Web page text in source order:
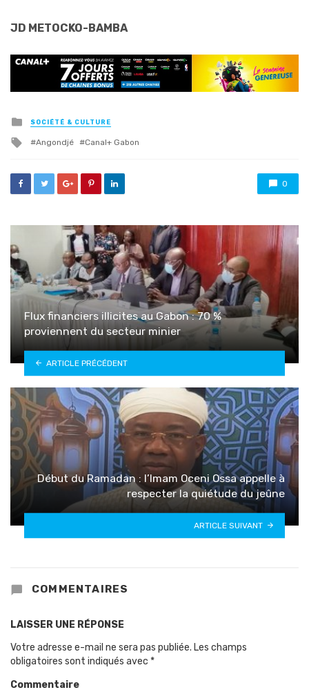
JD METOCKO-BAMBA
Posted
in
SOCIÉTÉ & CULTURE
Tagged
Angondjé Canal+ Gabon
0
Flux financiers illicites au Gabon : 70 %
proviennent du secteur minier
ARTICLE PRÉCÉDENT
Début du Ramadan : l’Imam Oceni Ossa appelle à
respecter la quiétude du jeûne
ARTICLE SUIVANT
COMMENTAIRES
LAISSER UNE RÉPONSE
Votre adresse e-mail ne sera pas publiée. Les champs
obligatoires sont indiqués avec *
Commentaire